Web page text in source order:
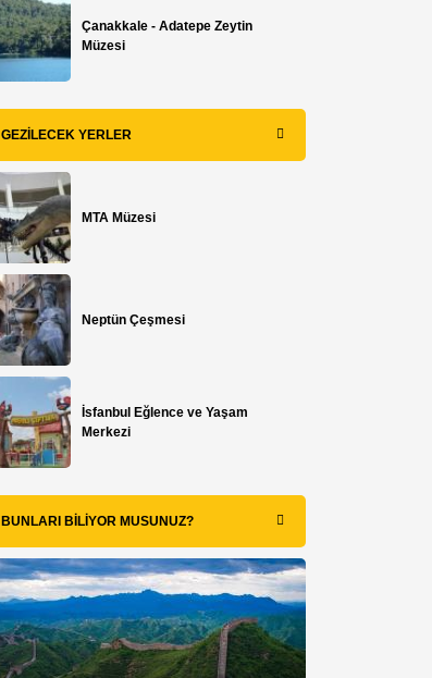
Çanakkale - Adatepe Zeytin
Müzesi
GEZILECEK YERLER
MTA Müzesi
Neptün Çeşmesi
İsfanbul Eğlence ve Yaşam
Merkezi
BUNLARI BILIYOR MUSUNUZ?